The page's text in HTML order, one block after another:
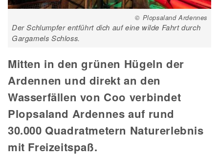
© Plopsaland Ardennes
Der Schlumpfer entführt dich auf eine wilde Fahrt durch
Gargamels Schloss.
Mitten in den grünen Hügeln der
Ardennen und direkt an den
Wasserfällen von Coo verbindet
Plopsaland Ardennes auf rund
30.000 Quadratmetern Naturerlebnis
mit Freizeitspaß.